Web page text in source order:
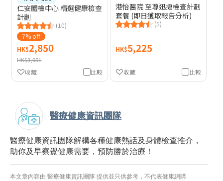
仁安體檢中心 精選健康檢查
計劃
(10)
7% off
HK$2,850
HK$3,051
比較
收藏
港怡醫院 至尊迅捷檢查計劃
套餐 (即日獲取報告分析)
(5)
HK$5,225
比較
收藏
醫療健康資訊團隊
醫療健康資訊團隊解構各種健康熱話及身體檢查推介，
助你及早察覺健康需要，預防勝於治療！
本文章內容由 醫療健康資訊團隊 提供並只供參考，不代表健康網購